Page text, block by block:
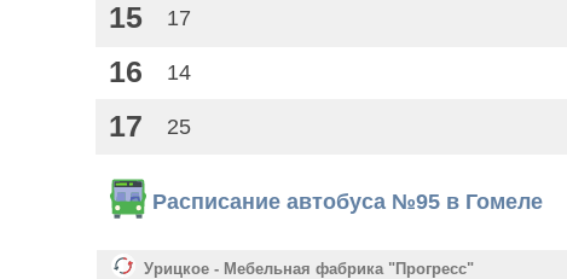
15 17
16 14
17 25
Расписание автобуса №95 в Гомеле
Урицкое - Мебельная фабрика "Прогресс"